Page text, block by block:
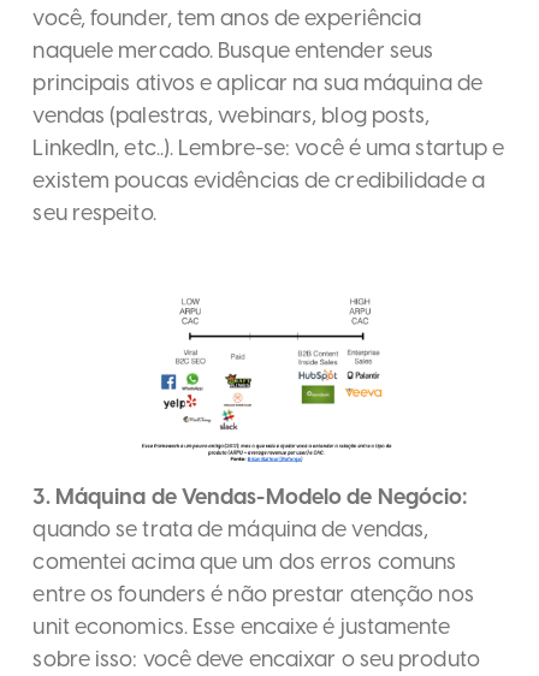
você, founder, tem anos de experiência
naquele mercado. Busque entender seus
principais ativos e aplicar na sua máquina de
vendas (palestras, webinars, blog posts,
LinkedIn, etc..). Lembre-se: você é uma startup e
existem poucas evidências de credibilidade a
seu respeito.
3. Máquina de Vendas-Modelo de Negócio:
quando se trata de máquina de vendas,
comentei acima que um dos erros comuns
entre os founders é não prestar atenção nos
unit economics. Esse encaixe é justamente
sobre isso: você deve encaixar o seu produto